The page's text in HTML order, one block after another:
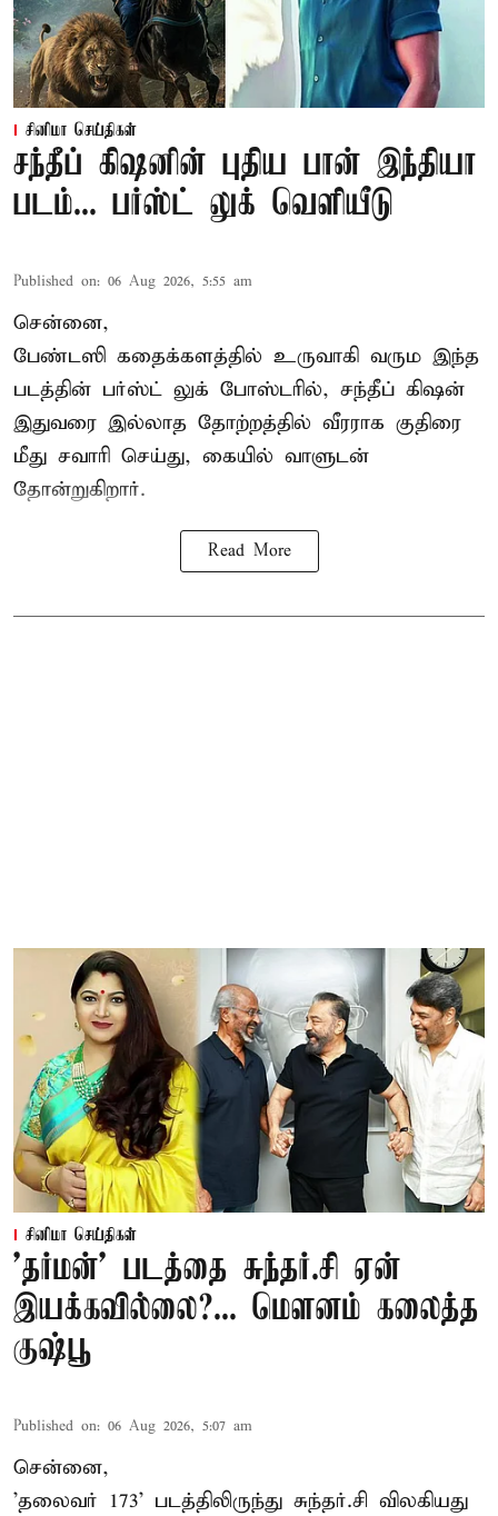
சினிமா செய்திகள்
சந்தீப் கிஷனின் புதிய பான் இந்தியா
படம்... பர்ஸ்ட் லுக் வெளியீடு
Published on: 06 Aug 2026, 5:55 am
சென்னை,
பேண்டஸி கதைக்களத்தில் உருவாகி வரும இந்த
படத்தின் பர்ஸ்ட் லுக் போஸ்டரில், சந்தீப் கிஷன்
இதுவரை இல்லாத தோற்றத்தில் வீரராக குதிரை
மீது சவாரி செய்து, கையில் வாளுடன்
தோன்றுகிறார்.
Read More
சினிமா செய்திகள்
'தர்மன்' படத்தை சுந்தர்.சி ஏன்
இயக்கவில்லை?... மௌனம் கலைத்த
குஷ்பூ
Published on: 06 Aug 2026, 5:07 am
சென்னை,
'தலைவர் 173' படத்திலிருந்து சுந்தர்.சி விலகியது